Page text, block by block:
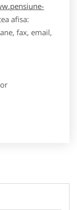
afisa:
fax, email,